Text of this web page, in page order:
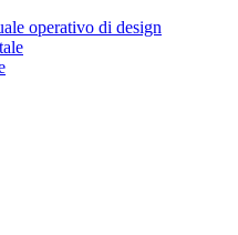
operativo di design